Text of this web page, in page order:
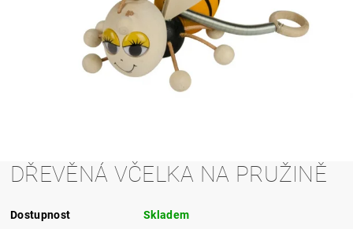
DŘEVĚNÁ VČELKA NA PRUŽINĚ
Dostupnost Skladem